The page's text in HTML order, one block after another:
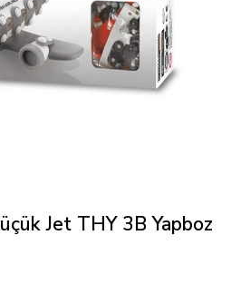
Jet THY 3B Yapboz